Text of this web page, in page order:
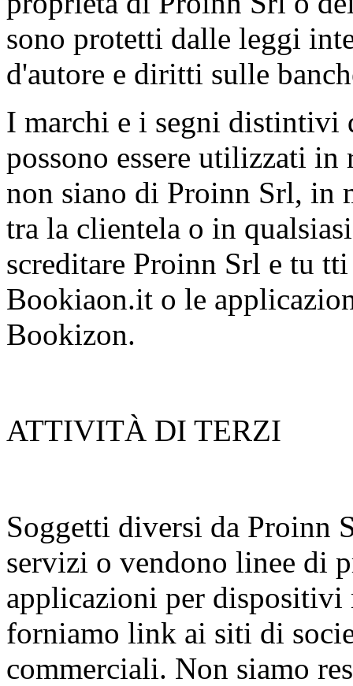
sono protetti dalle leggi
d'autore e diritti sulle
I marchi e i segni
possono essere utilizzati
non siano di Proinn Srl, in
tra la clientela o in
screditare Proinn Srl e tu
Bookiaon.it o le
Bookizon.
ATTIVITÀ DI TERZI
Soggetti diversi da Proinn
servizi o vendono linee di
applicazioni per
forniamo link ai siti di
commerciali. Non siamo